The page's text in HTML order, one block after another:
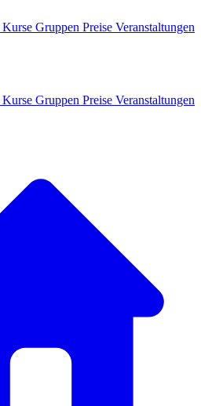
Kurse Gruppen Preise Veranstaltungen
Kurse Gruppen Preise Veranstaltungen